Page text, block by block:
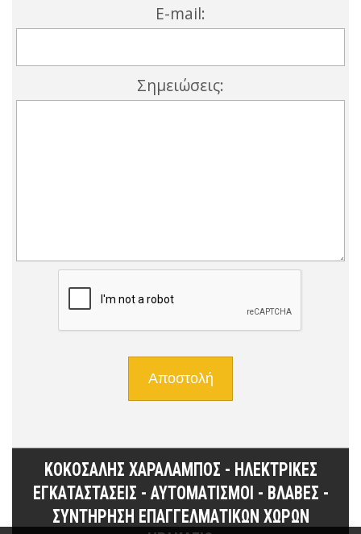
E-mail:
Σημειώσεις:
ΚΟΚΟΣΑΛΗΣ ΧΑΡΑΛΑΜΠΟΣ - ΗΛΕΚΤΡΙΚΕΣ
ΕΓΚΑΤΑΣΤΑΣΕΙΣ - ΑΥΤΟΜΑΤΙΣΜΟΙ - ΒΛΑΒΕΣ -
ΣΥΝΤΗΡΗΣΗ ΕΠΑΓΓΕΛΜΑΤΙΚΩΝ ΧΩΡΩΝ